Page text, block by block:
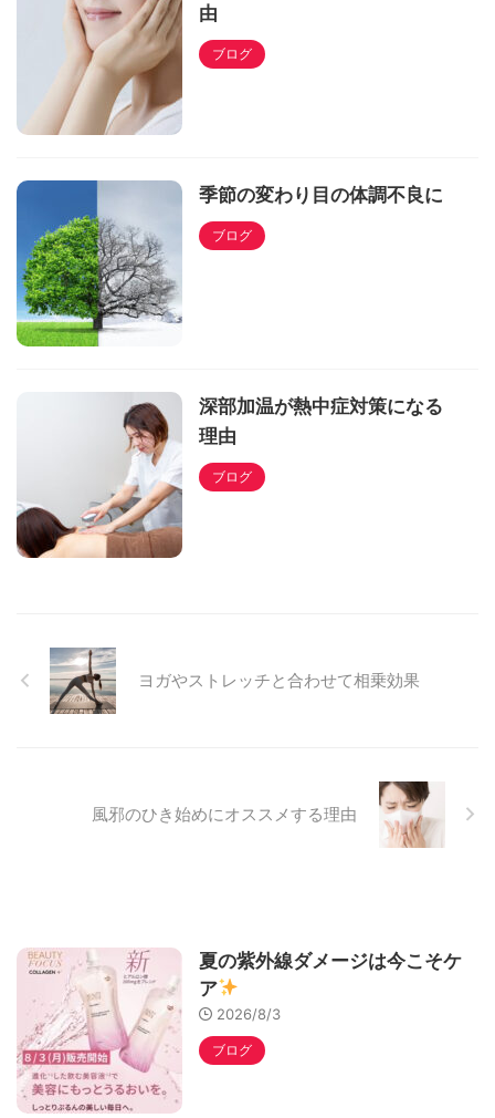
由
ブログ
季節の変わり目の体調不良に
ブログ
深部加温が熱中症対策になる
理由
ブログ
ヨガやストレッチと合わせて相乗効果
風邪のひき始めにオススメする理由
夏の紫外線ダメージは今こそケ
ア
2026/8/3
ブログ